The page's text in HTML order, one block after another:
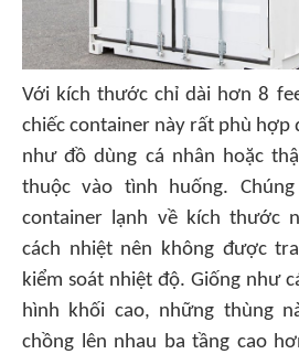
Với kích thước chỉ dài hơn 8
chiếc container này rất phù hợp
như đồ dùng cá nhân hoặc
thuộc vào tình huống.
container lạnh về kích thước
cách nhiệt nên không được
kiểm soát nhiệt độ. Giống như
hình khối cao, những thùng
chồng lên nhau ba tầng cao